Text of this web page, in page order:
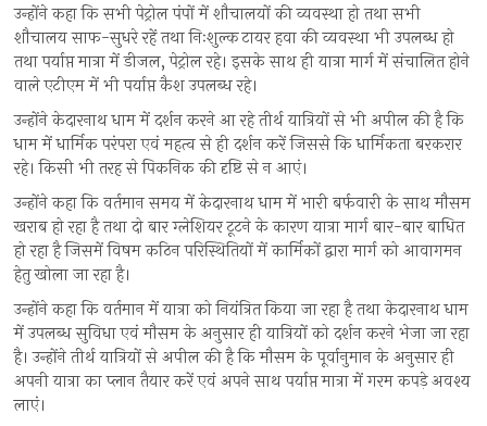
उन्होंने कहा कि सभी पेट्रोल पंपों में शौचालयों की व्यवस्था हो तथा सभी
शौचालय साफ-सुधरे रहें तथा निःशुल्क टायर हवा की व्यवस्था भी उपलब्ध हो
तथा पर्याप्त मात्रा में डीजल, पेट्रोल रहे। इसके साथ ही यात्रा मार्ग में संचालित होने
वाले एटीएम में भी पर्याप्त कैश उपलब्ध रहे।
उन्होंने केदारनाथ धाम में दर्शन करने आ रहे तीर्थ यात्रियों से भी अपील की है कि
धाम में धार्मिक परंपरा एवं महत्व से ही दर्शन करें जिससे कि धार्मिकता बरकरार
रहे। किसी भी तरह से पिकनिक की दृष्टि से न आएं।
उन्होंने कहा कि वर्तमान समय में केदारनाथ धाम में भारी बर्फवारी के साथ मौसम
खराब हो रहा है तथा दो बार ग्लेशियर टूटने के कारण यात्रा मार्ग बार-बार बाधित
हो रहा है जिसमें विषम कठिन परिस्थितियों में कार्मिकों द्वारा मार्ग को आवागमन
हेतु खोला जा रहा है।
उन्होंने कहा कि वर्तमान में यात्रा को नियंत्रित किया जा रहा है तथा केदारनाथ धाम
में उपलब्ध सुविधा एवं मौसम के अनुसार ही यात्रियों को दर्शन करने भेजा जा रहा
है। उन्होंने तीर्थ यात्रियों से अपील की है कि मौसम के पूर्वानुमान के अनुसार ही
अपनी यात्रा का प्लान तैयार करें एवं अपने साथ पर्याप्त मात्रा में गरम कपड़े अवश्य
लाएं।